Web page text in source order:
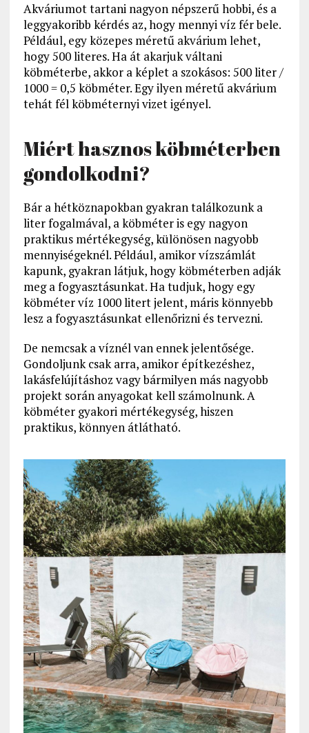
Akváriumot tartani nagyon népszerű hobbi, és a
leggyakoribb kérdés az, hogy mennyi víz fér bele.
Például, egy közepes méretű akvárium lehet,
hogy 500 literes. Ha át akarjuk váltani
köbméterbe, akkor a képlet a szokásos: 500 liter /
1000 = 0,5 köbméter. Egy ilyen méretű akvárium
tehát fél köbméternyi vizet igényel.
Miért hasznos köbméterben
gondolkodni?
Bár a hétköznapokban gyakran találkozunk a
liter fogalmával, a köbméter is egy nagyon
praktikus mértékegység, különösen nagyobb
mennyiségeknél. Például, amikor vízszámlát
kapunk, gyakran látjuk, hogy köbméterben adják
meg a fogyasztásunkat. Ha tudjuk, hogy egy
köbméter víz 1000 litert jelent, máris könnyebb
lesz a fogyasztásunkat ellenőrizni és tervezni.
De nemcsak a víznél van ennek jelentősége.
Gondoljunk csak arra, amikor építkezéshez,
lakásfelújításhoz vagy bármilyen más nagyobb
projekt során anyagokat kell számolnunk. A
köbméter gyakori mértékegység, hiszen
praktikus, könnyen átlátható.